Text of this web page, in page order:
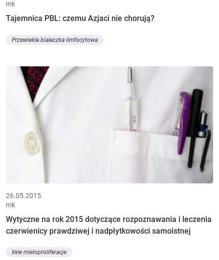
mk
Tajemnica PBL: czemu Azjaci nie chorują?
Przewlekła białaczka limfocytowa
26.05.2015
mk
Wytyczne na rok 2015 dotyczące rozpoznawania i leczenia
czerwienicy prawdziwej i nadpłytkowości samoistnej
Inne mieloproliferacje